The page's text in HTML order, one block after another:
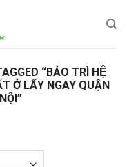
“BẢO TRÌ HỆ
Ở LẤY NGAY QUẬN